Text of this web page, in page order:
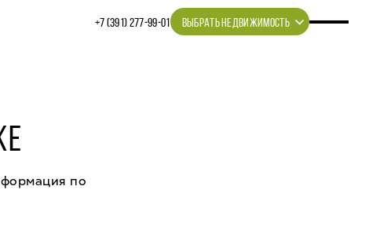
+7 (391) 277‒99‒01 ВЫБРАТЬ НЕДВИЖИМОСТЬ
по